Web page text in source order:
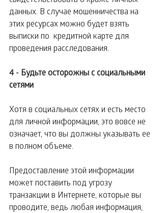
данных. В случае мошенничества на
этих ресурсах можно будет взять
выписки по  кредитной карте для
проведения расследования.
4 - Будьте осторожны с социальными
сетями
Хотя в социальных сетях и есть место
для личной информации, это вовсе не
означает, что вы должны указывать ее
в полном объеме.
Предоставление этой информации
может поставить под угрозу
транзакции в Интернете, которые вы
проводите, ведь любая информация,